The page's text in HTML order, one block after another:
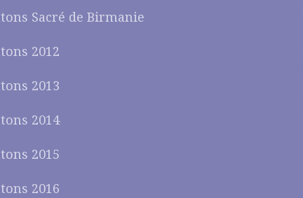
Sacré de Birmanie
2012
2013
2014
2015
2016